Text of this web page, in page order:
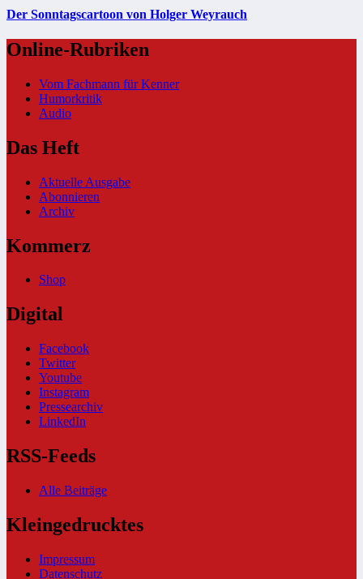
Der Sonntagscartoon von Holger Weyrauch
Online-Rubriken
Vom Fachmann für Kenner
Humorkritik
Audio
Das Heft
Aktuelle Ausgabe
Abonnieren
Archiv
Kommerz
Shop
Digital
Facebook
Twitter
Youtube
Instagram
Pressearchiv
LinkedIn
RSS-Feeds
Alle Beiträge
Kleingedrucktes
Impressum
Datenschutz